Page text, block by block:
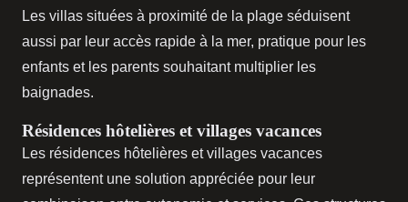
Les villas situées à proximité de la plage séduisent
aussi par leur accès rapide à la mer, pratique pour les
enfants et les parents souhaitant multiplier les
baignades.
Résidences hôtelières et villages vacances
Les résidences hôtelières et villages vacances
représentent une solution appréciée pour leur